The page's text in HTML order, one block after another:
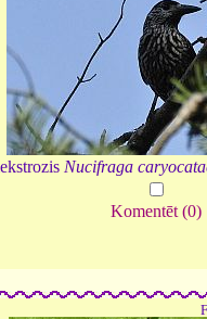
Nucifraga
Komentēt (0)